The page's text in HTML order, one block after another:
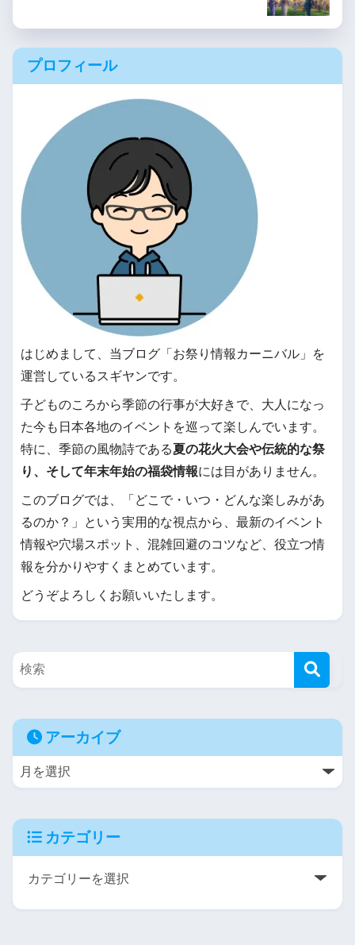
プロフィール
はじめまして、当ブログ「お祭り情報カーニバル」を
運営しているスギヤンです。
子どものころから季節の行事が大好きで、大人になっ
た今も日本各地のイベントを巡って楽しんでいます。
特に、季節の風物詩である夏の花火大会や伝統的な祭
り、そして年末年始の福袋情報には目がありません。
このブログでは、「どこで・いつ・どんな楽しみがあ
るのか？」という実用的な視点から、最新のイベント
情報や穴場スポット、混雑回避のコツなど、役立つ情
報を分かりやすくまとめています。
どうぞよろしくお願いいたします。
アーカイブ
カテゴリー